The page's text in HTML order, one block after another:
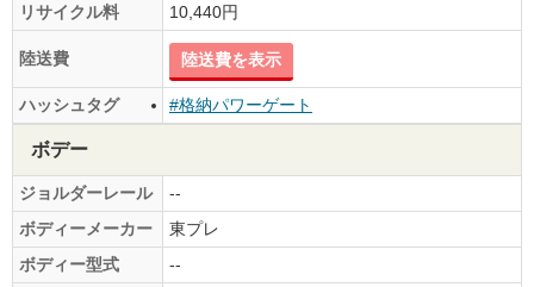
リサイクル料
10,440円
陸送費 陸送費を表示
ハッシュタグ #格納パワーゲート
ボデー
ジョルダーレール
--
ボディーメーカー
東プレ
ボディー型式
--